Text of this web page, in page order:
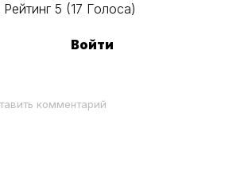
Рейтинг 5 (17 Голоса)
Войти